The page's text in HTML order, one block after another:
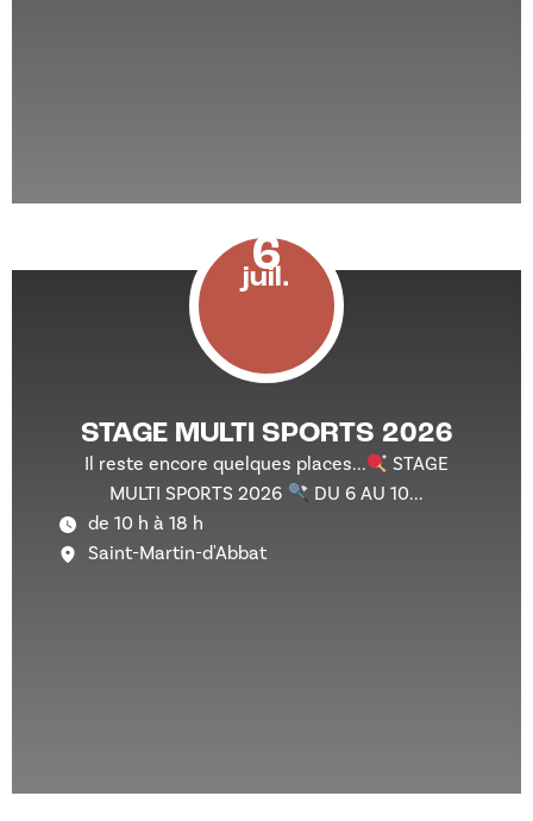
6
juil.
STAGE MULTI SPORTS 2026
Il reste encore quelques places...
STAGE
MULTI SPORTS 2026
DU 6 AU 10...
de 10 h à 18 h
Saint-Martin-d'Abbat